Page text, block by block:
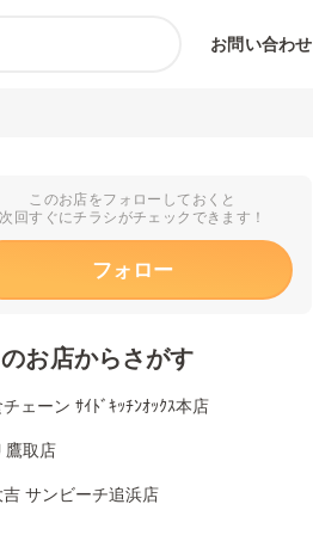
お問い合わせ
このお店をフォローしておくと
次回すぐにチラシがチェックできます！
フォロー
お店からさがす
ェーン ｻｲﾄﾞｷｯﾁﾝｵｯｸｽ本店
鷹取店
吉 サンビーチ追浜店